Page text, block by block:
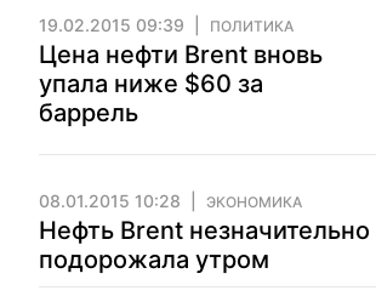
19.02.2015 09:39 ПОЛИТИКА
Цена нефти Brent вновь
упала ниже $60 за
баррель
08.01.2015 10:28 ЭКОНОМИКА
Нефть Brent незначительно
подорожала утром